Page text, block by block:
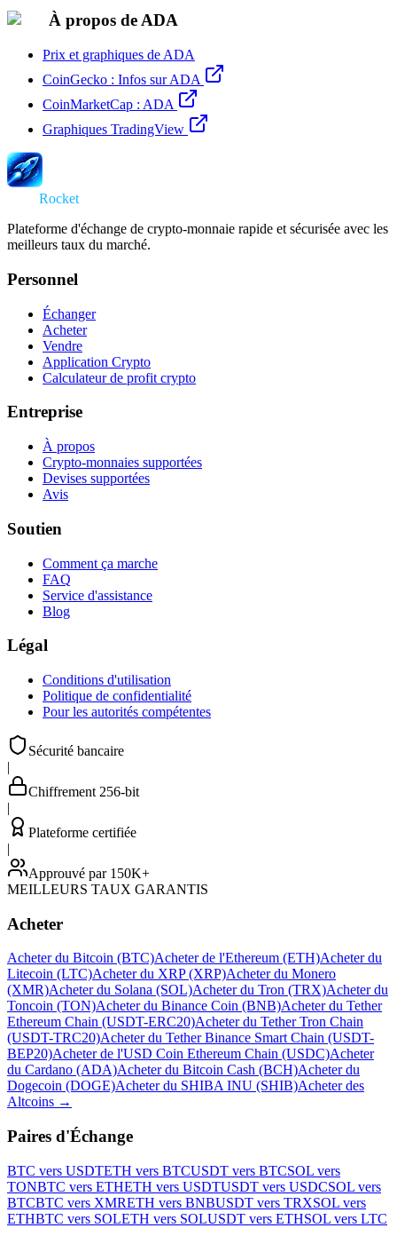
À propos de ADA
Prix et graphiques de ADA
CoinGecko : Infos sur ADA
CoinMarketCap : ADA
Graphiques TradingView
Rocket
Plateforme d'échange de crypto-monnaie rapide et sécurisée avec les
meilleurs taux du marché.
Personnel
Échanger
Acheter
Vendre
Application Crypto
Calculateur de profit crypto
Entreprise
À propos
Crypto-monnaies supportées
Devises supportées
Avis
Soutien
Comment ça marche
FAQ
Service d'assistance
Blog
Légal
Conditions d'utilisation
Politique de confidentialité
Pour les autorités compétentes
Sécurité bancaire
|
Chiffrement 256-bit
|
Plateforme certifiée
|
Approuvé par 150K+
MEILLEURS TAUX GARANTIS
Acheter
Acheter du Bitcoin (BTC)Acheter de l'Ethereum (ETH)Acheter du
Litecoin (LTC)Acheter du XRP (XRP)Acheter du Monero
(XMR)Acheter du Solana (SOL)Acheter du Tron (TRX)Acheter du
Toncoin (TON)Acheter du Binance Coin (BNB)Acheter du Tether
Ethereum Chain (USDT-ERC20)Acheter du Tether Tron Chain
(USDT-TRC20)Acheter du Tether Binance Smart Chain (USDT-
BEP20)Acheter de l'USD Coin Ethereum Chain (USDC)Acheter
du Cardano (ADA)Acheter du Bitcoin Cash (BCH)Acheter du
Dogecoin (DOGE)Acheter du SHIBA INU (SHIB)Acheter des
Altcoins →
Paires d'Échange
BTC vers USDTETH vers BTCUSDT vers BTCSOL vers
TONBTC vers ETHETH vers USDTUSDT vers USDCSOL vers
BTCBTC vers XMRETH vers BNBUSDT vers TRXSOL vers
ETHBTC vers SOLETH vers SOLUSDT vers ETHSOL vers LTC